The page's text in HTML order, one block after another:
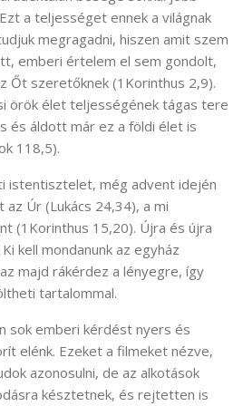
a teljességet ennek a világnak
megragadni, hiszen amit szem
emberi értelem el sem gondolt,
Őt szeretőknek (1Korinthus 2,9).
örök élet teljességének tágas tere
és áldott már ez a földi élet is
118,5).
istentisztelet, még advent idején
Úr (Lukács 24,34), a mi
(1Korinthus 15,20). Újra és újra
kell mondanunk az egyház
majd rákérdez a lényegre, így
tartalommal.
sok emberi kérdést nyers és
elénk. Ezeket a filmeket nézve,
azonosulni, de az alkotások
késztetnek, és rejtetten is